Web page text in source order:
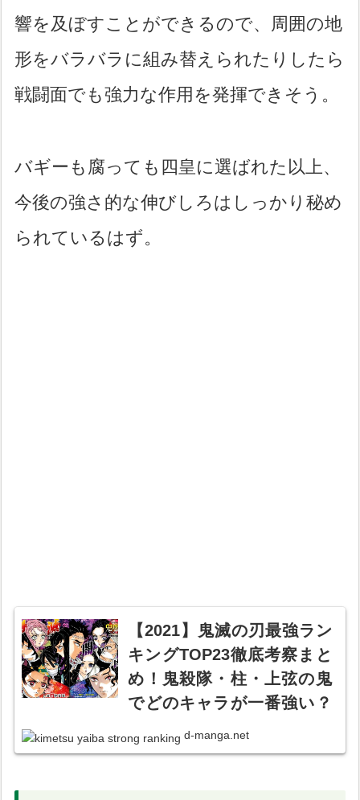
響を及ぼすことができるので、周囲の地
形をバラバラに組み替えられたりしたら
戦闘面でも強力な作用を発揮できそう。
バギーも腐っても四皇に選ばれた以上、
今後の強さ的な伸びしろはしっかり秘め
られているはず。
【2021】鬼滅の刃最強ラン
キングTOP23徹底考察まと
め！鬼殺隊・柱・上弦の鬼
でどのキャラが一番強い？
【強さ議論最新版】
d-manga.net